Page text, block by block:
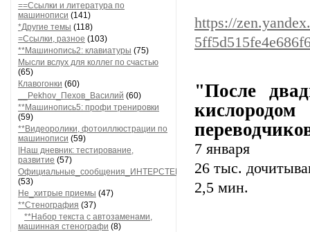
==Ссылки и литература по
машинописи (141)
*Другие темы (118)
=Ссылки, разное (103)
**Машинопись2: клавиатуры (75)
Мысли вслух для коллег по счастью
(65)
Клавогонки (60)
__Pekhov_Пехов_Василий (60)
**Машинопись5: профи тренировки
(59)
**Видеоролики, фотоиллюстрации по
машинописи (59)
|Наш дневник: тестирование,
развитие (57)
Официальные_сообщения_ИНТЕРСТЕНО
(53)
Не_хитрые приемы (47)
**Стенография (37)
**Набор текста с автозаменами,
машинная стенографи (8)
https://
"После
7 января
26 тыс.
2,5 мин.